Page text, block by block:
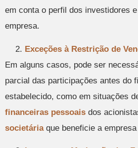
em conta o perfil dos investidores
empresa.
Exceções à Restrição de
Em alguns casos, pode ser
parcial das participações antes do
estabelecido, como em situações
financeiras pessoais dos
societáriaque beneficie a